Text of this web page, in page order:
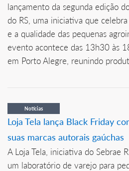
lançamento da segunda edição
do RS, uma iniciativa que
e a qualidade das pequenas
evento acontece das 13h30 às
em Porto Alegre, reunindo
Notícias
Loja Tela lança Black Friday
suas marcas autorais gaúchas
A Loja Tela, iniciativa do Sebrae
um laboratório de varejo para